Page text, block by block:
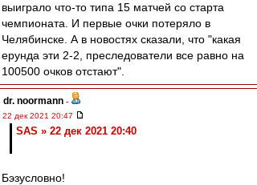
выиграло что-то типа 15 матчей со старта
чемпионата. И первые очки потеряло в
Челябинске. А в новостях сказали, что "какая
ерунда эти 2-2, преследователи все равно на
100500 очков отстают".
dr. noormann -
22 дек 2021 20:47
SAS » 22 дек 2021 20:40
Бэзусловно!